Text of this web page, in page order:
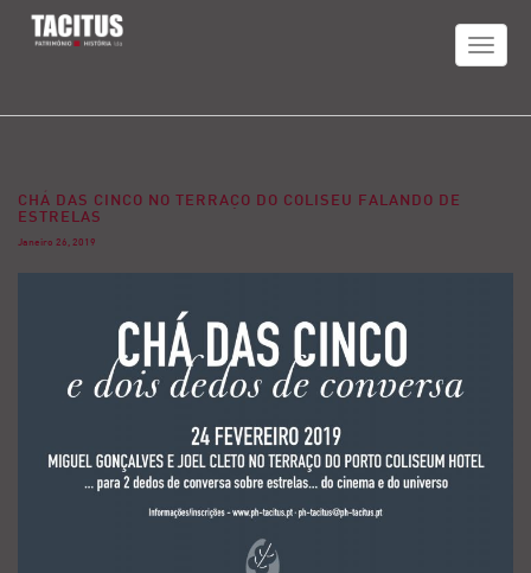
TOGGLE
CHÁ DAS CINCO NO TERRAÇO DO COLISEU FALANDO DE
ESTRELAS
Janeiro 26, 2019